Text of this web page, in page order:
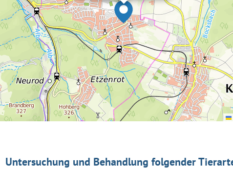
Untersuchung und Behandlung folgender